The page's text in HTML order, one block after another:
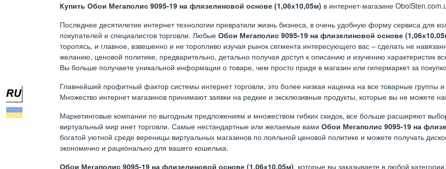
Купить Обои Мегаполис 9095-19 на флизелиновой основе (1,06х10,05м) в интернет-магазине
Последнее десятилетие интернет технологии превратили жизнь бизнеса, в очень удобную форму сервиса для
покупателей и специалистов торговли. Любые Обои Мегаполис 9095-19 на флизелиновой основе
торопясь, и главное, взвешенно и не торопливо изучая рынок сегмента интересующего вас – сделать не
желанию, ценовой политике, предварительно, детально получая доступ к описанию и изучению характеристик
Вы больше получаете уникальной информации о товаре, чем просто придя в магазин или гипермаркет за
Главнейший профитный фактор системы интернет торговли, это более низкая наценка на все товарные группы
Множество интернет магазинов принимают заявки на редкие и эксклюзивные продукты, которые вы не можете
Маркетинговые компании по выгодным предложениям и множеством гибких скидок, все больше расширяют
виртуальный мир инет торговли. Самые нестандартные или желаемые вами Обои Мегаполис 9095-19 на
богатой уютной среде вереницы виртуальных магазинов по лояльной ценовой политике и можете получать
экономично и рационально для вашего кошелька.
Обои Мегаполис 9095-19 на флизелиновой основе (1,06х10,05м), которые вы заказываете в любой